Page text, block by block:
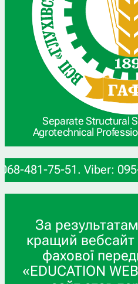
Separate Structural
Agrotechnical
481-75-51. Viber: 095-
За
кращий вебсайт
фахової
«EDUCATION